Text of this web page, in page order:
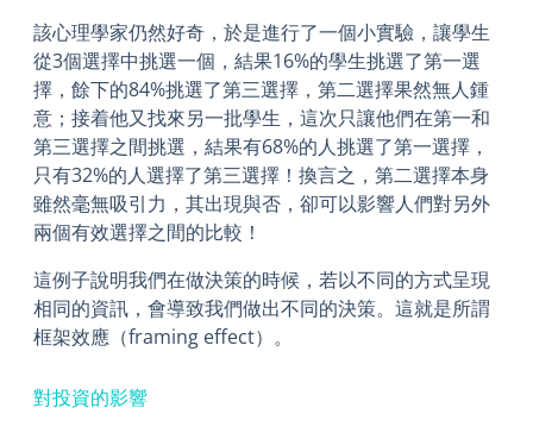
該心理學家仍然好奇，於是進行了一個小實驗，讓學生
從3個選擇中挑選一個，結果16%的學生挑選了第一選
擇，餘下的84%挑選了第三選擇，第二選擇果然無人鍾
意；接着他又找來另一批學生，這次只讓他們在第一和
第三選擇之間挑選，結果有68%的人挑選了第一選擇，
只有32%的人選擇了第三選擇！換言之，第二選擇本身
雖然毫無吸引力，其出現與否，卻可以影響人們對另外
兩個有效選擇之間的比較！
這例子說明我們在做決策的時候，若以不同的方式呈現
相同的資訊，會導致我們做出不同的決策。這就是所謂
框架效應（framing effect）。
對投資的影響